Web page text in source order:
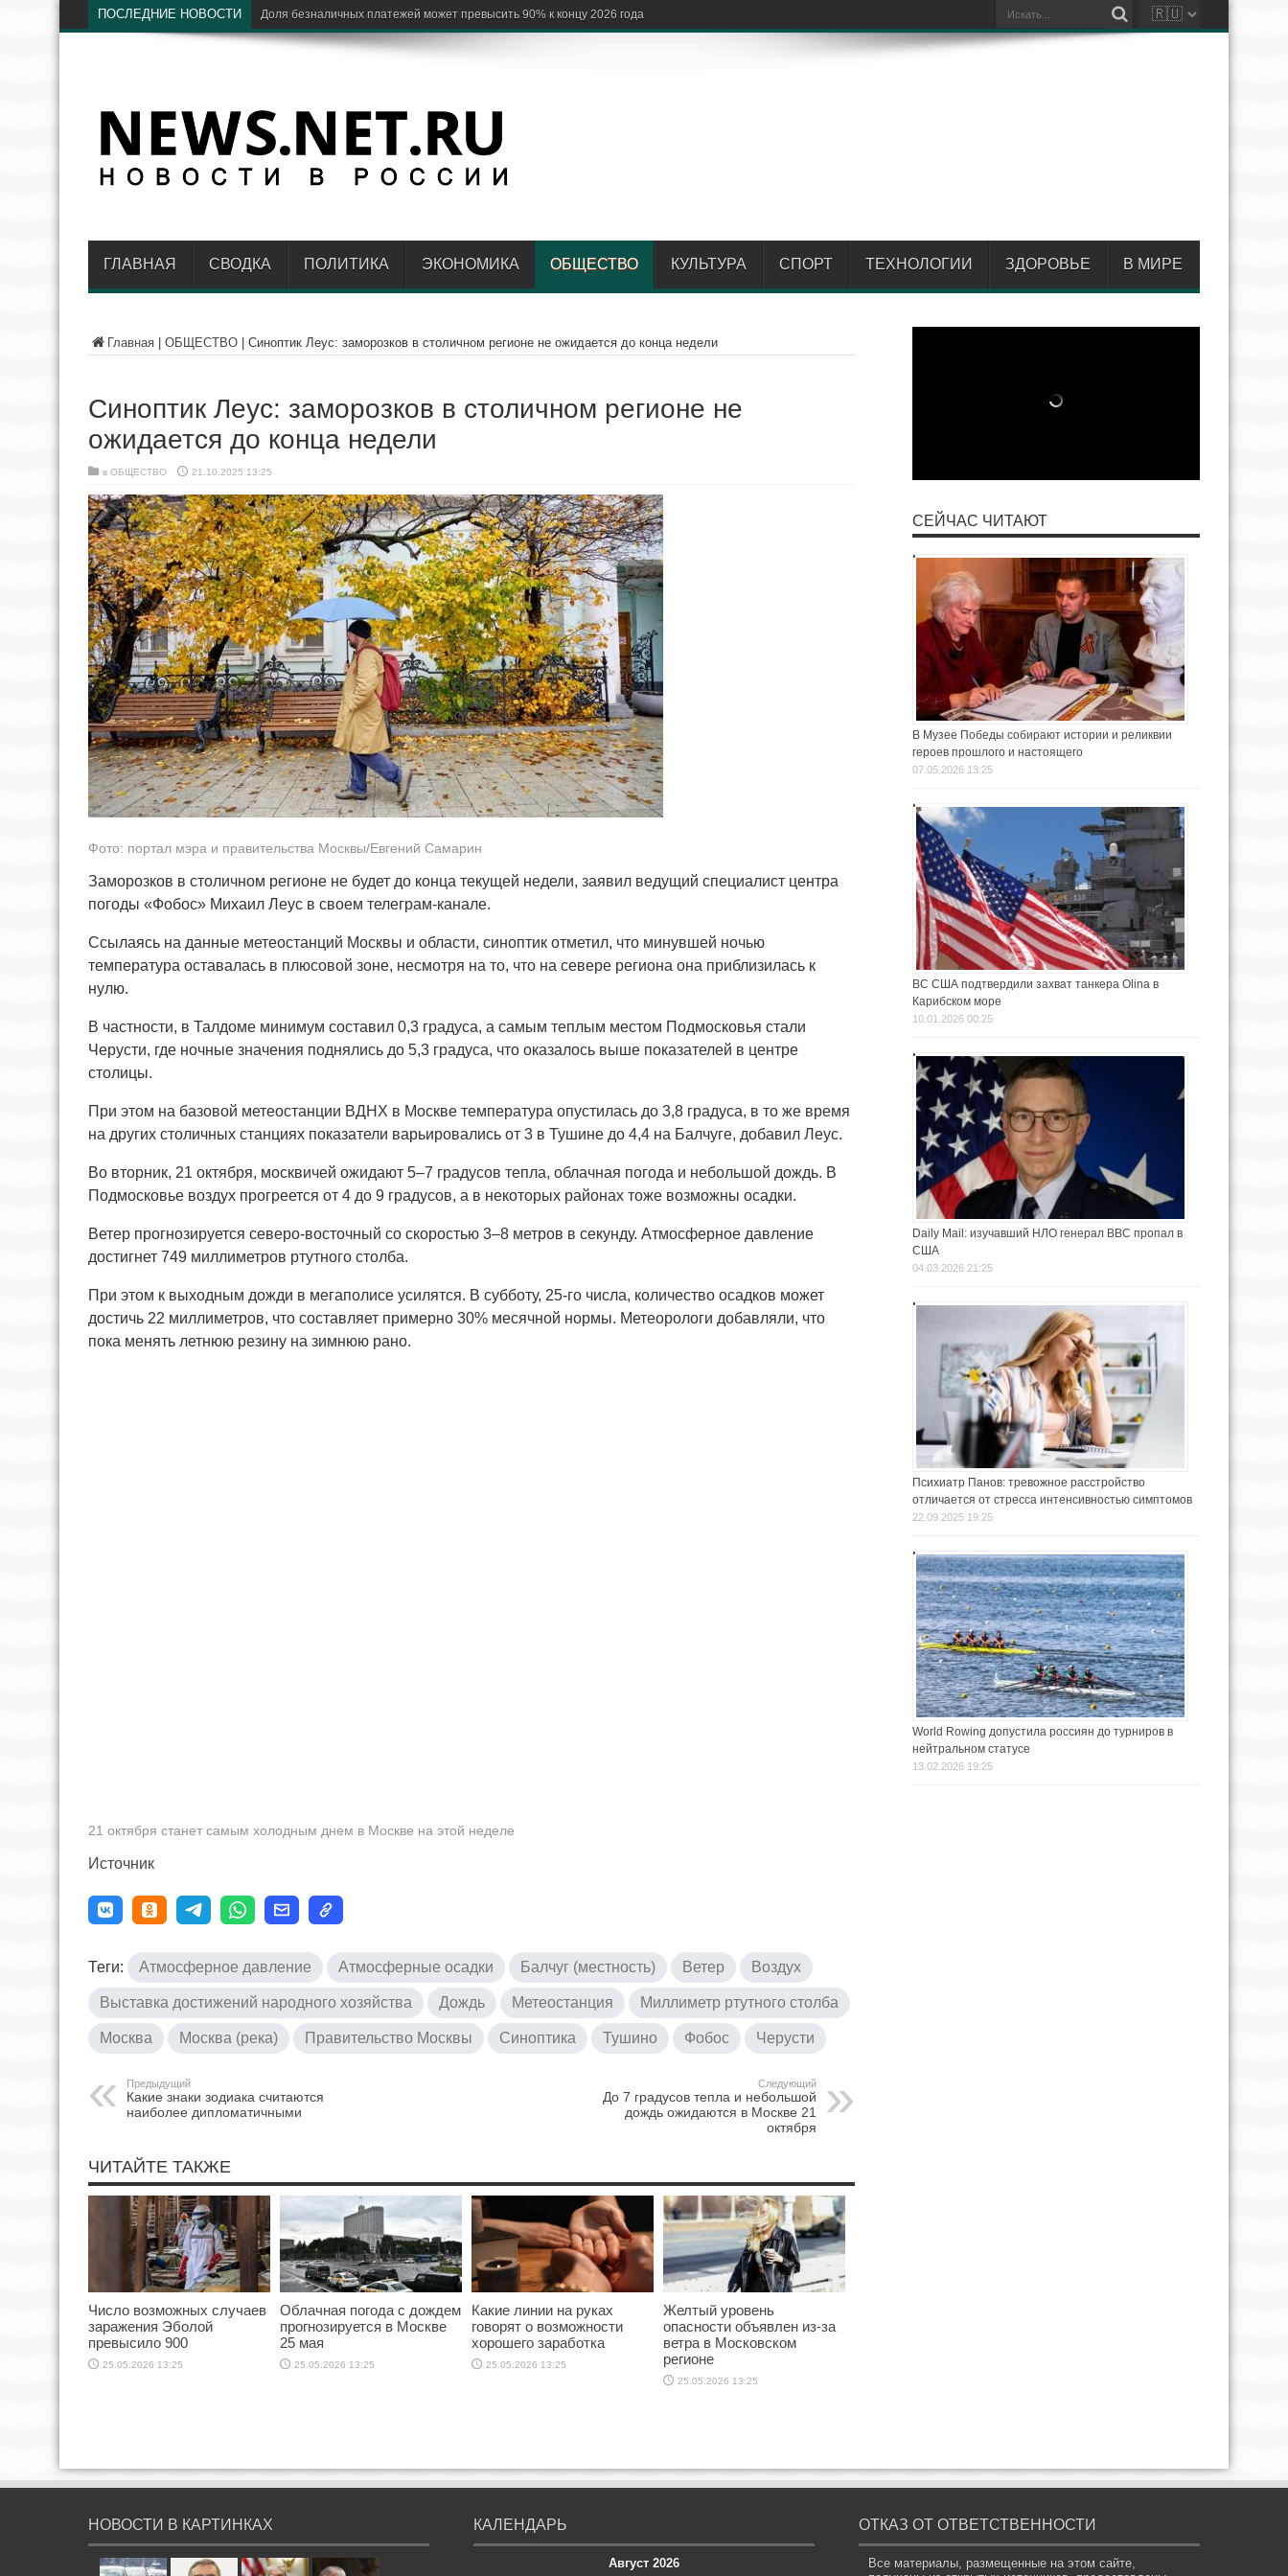
ПОСЛЕДНИЕ НОВОСТИ ЦБ:
ГЛАВНАЯ СВОДКА ПОЛИТИКА ЭКОНОМИКА ОБЩЕСТВО КУЛЬТУРА СПОРТ ТЕХНОЛОГИИ ЗДОРОВЬЕ В МИРЕ
Главная ОБЩЕСТВО Синоптик Леус: заморозков в столичном регионе не ожидается до конца недели
Синоптик Леус: заморозков в столичном регионе не
ожидается до конца недели
в ОБЩЕСТВО 21.10.2025 13:25
Фото: портал мэра и правительства Москвы/Евгений Самарин
Заморозков в столичном регионе не будет до конца текущей недели, заявил ведущий специалист центра
погоды «Фобос» Михаил Леус в своем телеграм-канале.
Ссылаясь на данные метеостанций Москвы и области, синоптик отметил, что минувшей ночью
температура оставалась в плюсовой зоне, несмотря на то, что на севере региона она приблизилась к
нулю.
В частности, в Талдоме минимум составил 0,3 градуса, а самым теплым местом Подмосковья стали
Черусти, где ночные значения поднялись до 5,3 градуса, что оказалось выше показателей в центре
столицы.
При этом на базовой метеостанции ВДНХ в Москве температура опустилась до 3,8 градуса, в то же время
на других столичных станциях показатели варьировались от 3 в Тушине до 4,4 на Балчуге, добавил Леус.
Во вторник, 21 октября, москвичей ожидают 5–7 градусов тепла, облачная погода и небольшой дождь. В
Подмосковье воздух прогреется от 4 до 9 градусов, а в некоторых районах тоже возможны осадки.
Ветер прогнозируется северо-восточный со скоростью 3–8 метров в секунду. Атмосферное давление
достигнет 749 миллиметров ртутного столба.
При этом к выходным дожди в мегаполисе усилятся. В субботу, 25-го числа, количество осадков может
достичь 22 миллиметров, что составляет примерно 30% месячной нормы. Метеорологи добавляли, что
пока менять летнюю резину на зимнюю рано.
21 октября станет самым холодным днем в Москве на этой неделе
Источник
Теги: Атмосферное давление Атмосферные осадки Балчуг (местность) Ветер Воздух
Выставка достижений народного хозяйства Дождь Метеостанция Миллиметр ртутного столба
Москва Москва (река) Правительство Москвы Синоптика Тушино Фобос Черусти
Предыдущий
Какие знаки зодиака считаются
наиболее дипломатичными
Следующий
До 7 градусов тепла и небольшой
дождь ожидаются в Москве 21
октября
ЧИТАЙТЕ ТАКЖЕ
Число возможных случаев
заражения Эболой
превысило 900
25.05.2026 13:25
Облачная погода с дождем
прогнозируется в Москве
25 мая
25.05.2026 13:25
Какие линии на руках
говорят о возможности
хорошего заработка
25.05.2026 13:25
Желтый уровень
опасности объявлен из-за
ветра в Московском
регионе
25.05.2026 13:25
СЕЙЧАС ЧИТАЮТ
В Музее Победы собирают истории и реликвии
героев прошлого и настоящего
07.05.2026 13:25
ВС США подтвердили захват танкера Olina в
Карибском море
10.01.2026 00:25
Daily Mail: изучавший НЛО генерал ВВС пропал в
США
04.03.2026 21:25
Психиатр Панов: тревожное расстройство
отличается от стресса интенсивностью симптомов
22.09.2025 19:25
World Rowing допустила россиян до турниров в
нейтральном статусе
13.02.2026 19:25
НОВОСТИ В КАРТИНКАХ КАЛЕНДАРЬ
Август 2026
ОТКАЗ ОТ ОТВЕТСТВЕННОСТИ
Все материалы, размещенные на этом сайте,